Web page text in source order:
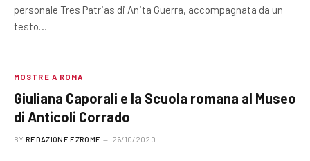
personale Tres Patrias di Anita Guerra, accompagnata da un
testo…
MOSTRE A ROMA
Giuliana Caporali e la Scuola romana al Museo
di Anticoli Corrado
BY REDAZIONE EZROME 26/10/2020